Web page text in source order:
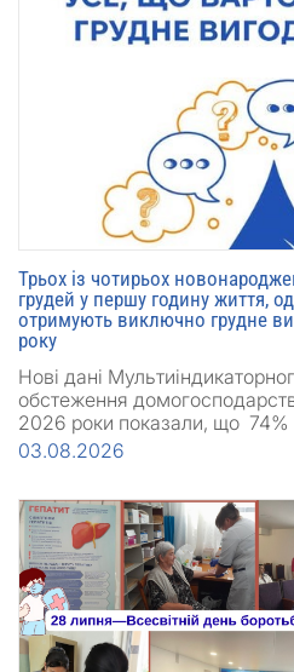
Трьох із чотирьох
грудей у першу годину життя,
отримують виключно грудне
року
Нові дані
обстеження
2026 роки показали, що
03.08.2026